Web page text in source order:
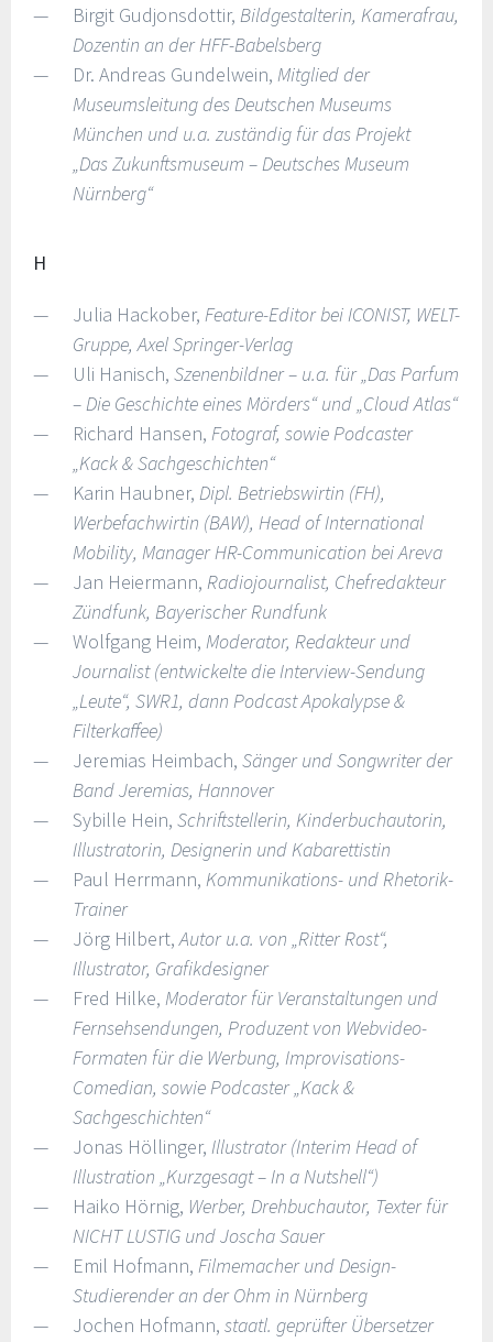
Birgit Gudjonsdottir, Bildgestalterin, Kamerafrau,
Dozentin an der HFF-Babelsberg
Dr. Andreas Gundelwein, Mitglied der
Museumsleitung des Deutschen Museums
München und u.a. zuständig für das Projekt
„Das Zukunftsmuseum – Deutsches Museum
Nürnberg“
H
Julia Hackober, Feature-Editor bei ICONIST, WELT-
Gruppe, Axel Springer-Verlag
Uli Hanisch, Szenenbildner – u.a. für „Das Parfum
– Die Geschichte eines Mörders“ und „Cloud Atlas“
Richard Hansen, Fotograf, sowie Podcaster
„Kack & Sachgeschichten“
Karin Haubner, Dipl. Betriebswirtin (FH),
Werbefachwirtin (BAW), Head of International
Mobility, Manager HR-Communication bei Areva
Jan Heiermann, Radiojournalist, Chefredakteur
Zündfunk, Bayerischer Rundfunk
Wolfgang Heim, Moderator, Redakteur und
Journalist (entwickelte die Interview-Sendung
„Leute“, SWR1, dann Podcast Apokalypse &
Filterkaffee)
Jeremias Heimbach, Sänger und Songwriter der
Band Jeremias, Hannover
Sybille Hein, Schriftstellerin, Kinderbuchautorin,
Illustratorin, Designerin und Kabarettistin
Paul Herrmann, Kommunikations- und Rhetorik-
Trainer
Jörg Hilbert,Autor u.a. von „Ritter Rost“,
Illustrator, Grafikdesigner
Fred Hilke, Moderator für Veranstaltungen und
Fernsehsendungen, Produzent von Webvideo-
Formaten für die Werbung, Improvisations-
Comedian, sowie Podcaster „Kack &
Sachgeschichten“
Jonas Höllinger, Illustrator (Interim Head of
Illustration „Kurzgesagt – In a Nutshell“)
Haiko Hörnig, Werber, Drehbuchautor, Texter für
NICHT LUSTIG und Joscha Sauer
Emil Hofmann, Filmemacher und Design-
Studierender an der Ohm in Nürnberg
Jochen Hofmann, staatl. geprüfter Übersetzer